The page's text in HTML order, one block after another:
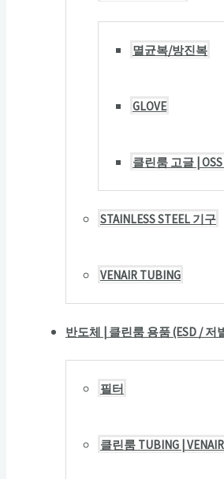
멸균복/방진복
GLOVE
클린룸 고글 |
STAINLESS STEEL 기구
VENAIR TUBING
반도체 | 클린룸 용품 (ESD / 저
필터
클린룸 TUBING |